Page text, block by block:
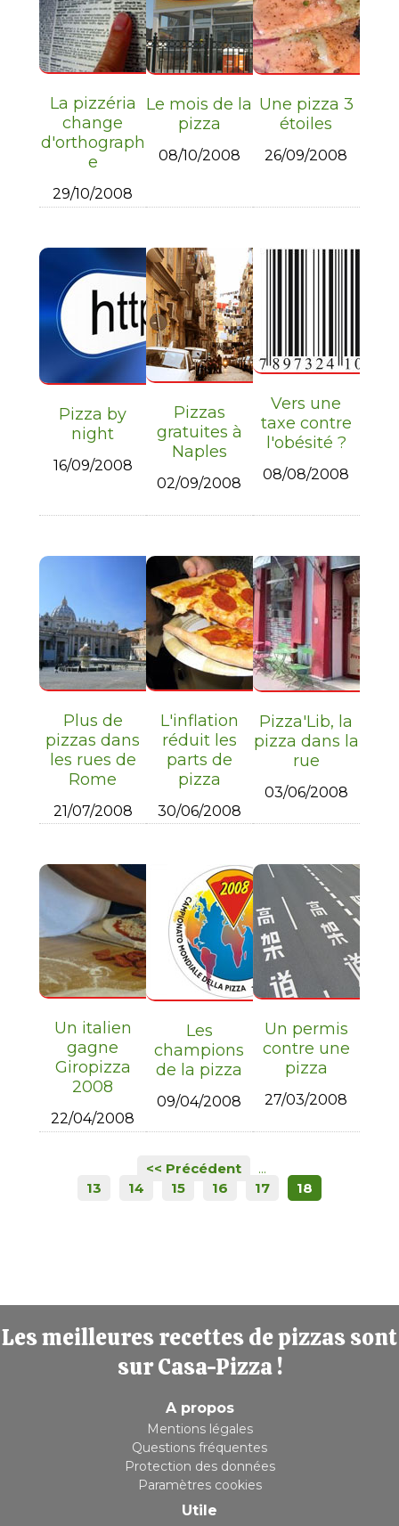
La pizzéria
change
d'orthograph
e
29/10/2008
Le mois de la
pizza
08/10/2008
Une pizza 3
étoiles
26/09/2008
Pizza by
night
16/09/2008
Pizzas
gratuites à
Naples
02/09/2008
Vers une
taxe contre
l'obésité ?
08/08/2008
Plus de
pizzas dans
les rues de
Rome
21/07/2008
L'inflation
réduit les
parts de
pizza
30/06/2008
Pizza'Lib, la
pizza dans la
rue
03/06/2008
Un italien
gagne
Giropizza
2008
22/04/2008
Les
champions
de la pizza
09/04/2008
Un permis
contre une
pizza
27/03/2008
<< Précédent
...
13
14 15 16 17 18
Les meilleures recettes de pizzas sont
sur Casa-Pizza !
A propos
Mentions légales
Questions fréquentes
Protection des données
Paramètres cookies
Utile